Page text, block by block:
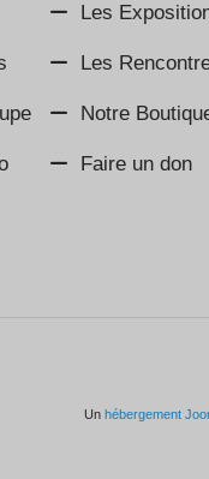
Les
Les
Notre
Faire un don
Un hébergement